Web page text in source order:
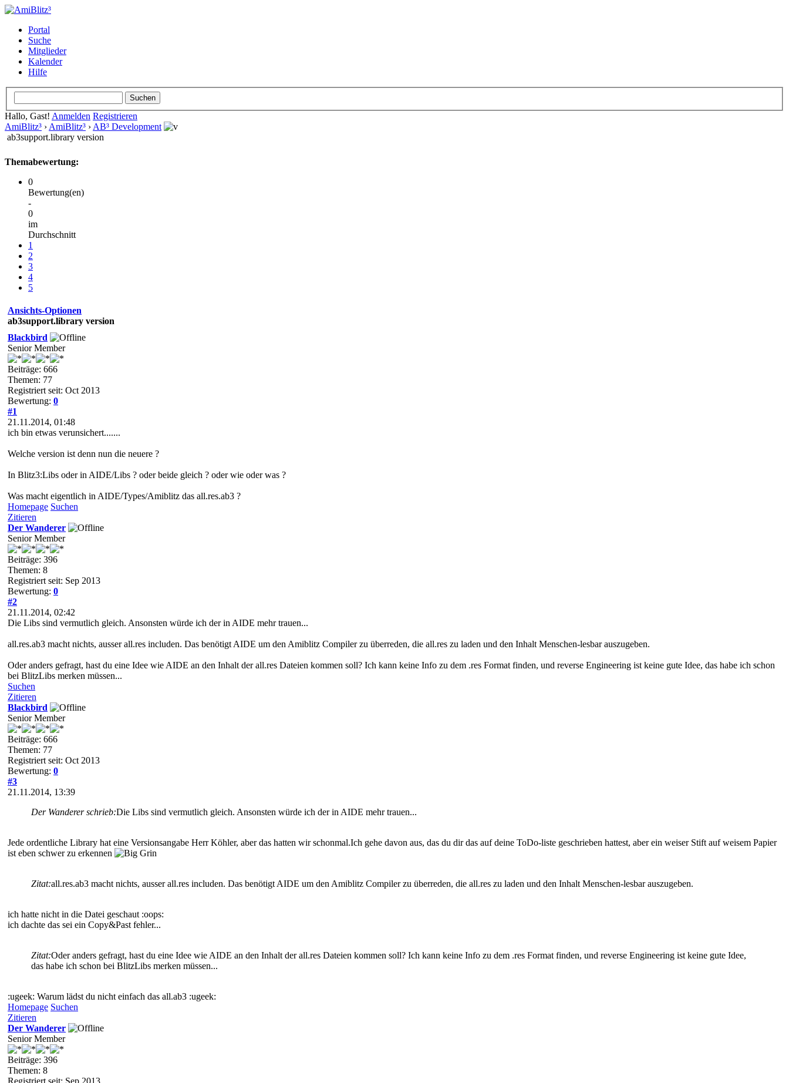
Portal
Suche
Mitglieder
Kalender
Hilfe
Hallo, Gast! Anmelden Registrieren
AmiBlitz³ › AmiBlitz³ › AB³ Development
ab3support.library version
Themabewertung:
0
Bewertung(en)
-
0
im
Durchschnitt
1
2
3
4
5
Ansichts-Optionen
ab3support.library version
Blackbird
Senior Member
Beiträge: 666
Themen: 77
Registriert seit: Oct 2013
Bewertung: 0
#1
21.11.2014, 01:48
ich bin etwas verunsichert.......
Welche version ist denn nun die neuere ?
In Blitz3:Libs oder in AIDE/Libs ? oder beide gleich ? oder wie oder was ?
Was macht eigentlich in AIDE/Types/Amiblitz das all.res.ab3 ?
Homepage Suchen
Zitieren
Der Wanderer
Senior Member
Beiträge: 396
Themen: 8
Registriert seit: Sep 2013
Bewertung: 0
#2
21.11.2014, 02:42
Die Libs sind vermutlich gleich. Ansonsten würde ich der in AIDE mehr trauen...
all.res.ab3 macht nichts, ausser all.res includen. Das benötigt AIDE um den Amiblitz Compiler zu überreden, die all.res zu laden und den Inhalt Menschen-lesbar auszugeben.
Oder anders gefragt, hast du eine Idee wie AIDE an den Inhalt der all.res Dateien kommen soll? Ich kann keine Info zu dem .res Format finden, und reverse Engineering ist keine gute Idee, das habe ich schon
bei BlitzLibs merken müssen...
Suchen
Zitieren
Blackbird
Senior Member
Beiträge: 666
Themen: 77
Registriert seit: Oct 2013
Bewertung: 0
#3
21.11.2014, 13:39
Der Wanderer schrieb:Die Libs sind vermutlich gleich. Ansonsten würde ich der in AIDE mehr trauen...
Jede ordentliche Library hat eine Versionsangabe Herr Köhler, aber das hatten wir schonmal.Ich gehe davon aus, das du dir das auf deine ToDo-liste geschrieben hattest, aber ein weiser Stift auf weisem Papier
ist eben schwer zu erkennen
Zitat:all.res.ab3 macht nichts, ausser all.res includen. Das benötigt AIDE um den Amiblitz Compiler zu überreden, die all.res zu laden und den Inhalt Menschen-lesbar auszugeben.
ich hatte nicht in die Datei geschaut :oops:
ich dachte das sei ein Copy&Past fehler...
Zitat:Oder anders gefragt, hast du eine Idee wie AIDE an den Inhalt der all.res Dateien kommen soll? Ich kann keine Info zu dem .res Format finden, und reverse Engineering ist keine gute Idee,
das habe ich schon bei BlitzLibs merken müssen...
:ugeek: Warum lädst du nicht einfach das all.ab3 :ugeek:
Homepage Suchen
Zitieren
Der Wanderer
Senior Member
Beiträge: 396
Themen: 8
Registriert seit: Sep 2013